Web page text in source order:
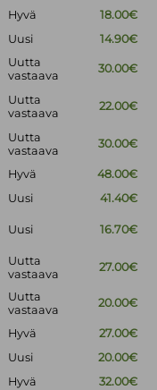
Hyvä
18.00€
Uusi 14.90€
Uutta
vastaava
30.00€
Uutta
vastaava
22.00€
Uutta
vastaava
30.00€
Hyvä
48.00€
Uusi
41.40€
Uusi 16.70€
Uutta
vastaava
27.00€
Uutta
vastaava
20.00€
Hyvä
27.00€
Uusi
20.00€
Hyvä 32.00€